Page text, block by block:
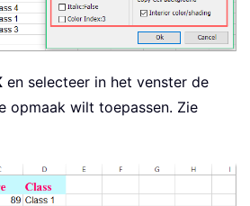
en selecteer in het venster de
opmaak wilt toepassen. Zie